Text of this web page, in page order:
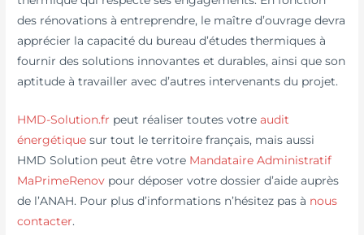
des rénovations à entreprendre, le maître d’ouvrage devra
apprécier la capacité du bureau d’études thermiques à
fournir des solutions innovantes et durables, ainsi que son
aptitude à travailler avec d’autres intervenants du projet.
HMD-Solution.fr peut réaliser toutes votreaudit
énergétique sur tout le territoire français, mais aussi
HMD Solution peut être votre Mandataire Administratif
MaPrimeRenov pour déposer votre dossier d’aide auprès
de l’ANAH. Pour plus d’informations n’hésitez pas à nous
contacter.